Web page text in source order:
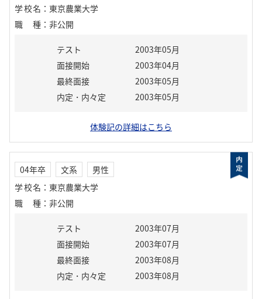
学校名 ： 東京農業大学
職種 ： 非公開
テスト
2003年05月
面接開始
2003年04月
最終面接
2003年05月
内定・内々定
2003年05月
体験記の詳細はこちら
04年卒 文系
男性
学校名 ： 東京農業大学
職種 ： 非公開
テスト
2003年07月
面接開始
2003年07月
最終面接
2003年08月
内定・内々定
2003年08月